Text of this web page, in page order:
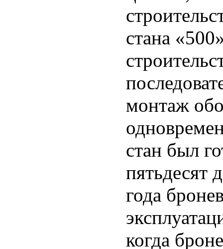
стана
монтаж
стан был
пятьдесят
года
когда